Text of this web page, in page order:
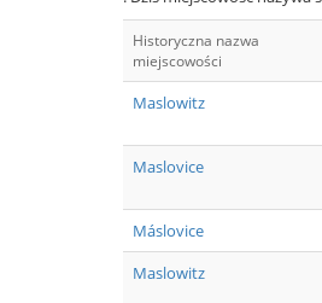
Historyczna nazwa
miejscowości
Maslowitz
Maslovice
Máslovice
Maslowitz